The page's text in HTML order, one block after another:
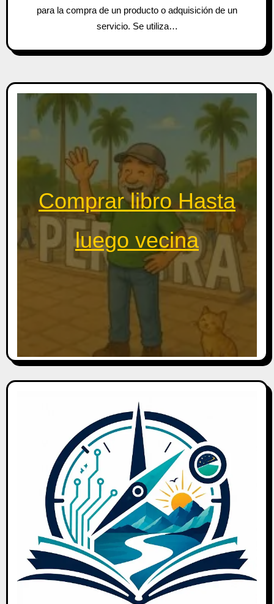
para la compra de un producto o adquisición de un
servicio. Se utiliza…
Comprar libro Hasta
luego vecina